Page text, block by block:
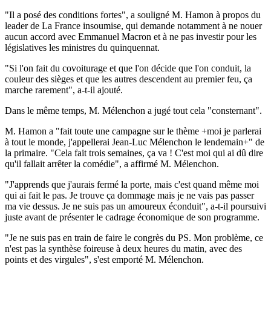
"Il a posé des conditions fortes", a souligné M. Hamon à propos du
leader de La France insoumise, qui demande notamment à ne nouer
aucun accord avec Emmanuel Macron et à ne pas investir pour les
législatives les ministres du quinquennat.
"Si l'on fait du covoiturage et que l'on décide que l'on conduit, la
couleur des sièges et que les autres descendent au premier feu, ça
marche rarement", a-t-il ajouté.
Dans le même temps, M. Mélenchon a jugé tout cela "consternant".
M. Hamon a "fait toute une campagne sur le thème +moi je parlerai
à tout le monde, j'appellerai Jean-Luc Mélenchon le lendemain+" de
la primaire. "Cela fait trois semaines, ça va ! C'est moi qui ai dû dire
qu'il fallait arrêter la comédie", a affirmé M. Mélenchon.
"J'apprends que j'aurais fermé la porte, mais c'est quand même moi
qui ai fait le pas. Je trouve ça dommage mais je ne vais pas passer
ma vie dessus. Je ne suis pas un amoureux éconduit", a-t-il poursuivi
juste avant de présenter le cadrage économique de son programme.
"Je ne suis pas en train de faire le congrès du PS. Mon problème, ce
n'est pas la synthèse foireuse à deux heures du matin, avec des
points et des virgules", s'est emporté M. Mélenchon.